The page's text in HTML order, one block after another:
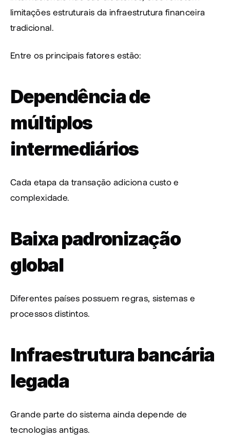
limitações estruturais da infraestrutura financeira
tradicional.
Entre os principais fatores estão:
Dependência de
múltiplos
intermediários
Cada etapa da transação adiciona custo e
complexidade.
Baixa padronização
global
Diferentes países possuem regras, sistemas e
processos distintos.
Infraestrutura bancária
legada
Grande parte do sistema ainda depende de
tecnologias antigas.